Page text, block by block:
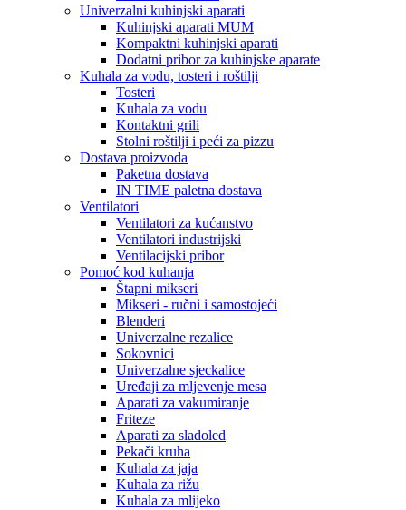
Univerzalni kuhinjski aparati
Kuhinjski aparati MUM
Kompaktni kuhinjski aparati
Dodatni pribor za kuhinjske aparate
Kuhala za vodu, tosteri i roštilji
Tosteri
Kuhala za vodu
Kontaktni grili
Stolni roštilji i peći za pizzu
Dostava proizvoda
Paketna dostava
IN TIME paletna dostava
Ventilatori
Ventilatori za kućanstvo
Ventilatori industrijski
Ventilacijski pribor
Pomoć kod kuhanja
Štapni mikseri
Mikseri - ručni i samostojeći
Blenderi
Univerzalne rezalice
Sokovnici
Univerzalne sjeckalice
Uređaji za mljevenje mesa
Aparati za vakumiranje
Friteze
Aparati za sladoled
Pekači kruha
Kuhala za jaja
Kuhala za rižu
Kuhala za mlijeko